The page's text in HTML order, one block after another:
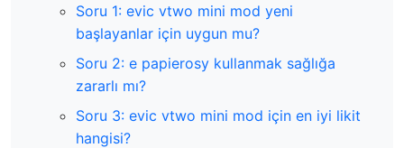
Soru 1: evic vtwo mini mod yeni
başlayanlar için uygun mu?
Soru 2: e papierosy kullanmak sağlığa
zararlı mı?
Soru 3: evic vtwo mini mod için en iyi likit
hangisi?